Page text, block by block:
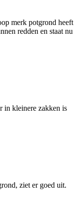
merk potgrond heeft
redden en staat nu
in kleinere zakken is
ziet er goed uit.